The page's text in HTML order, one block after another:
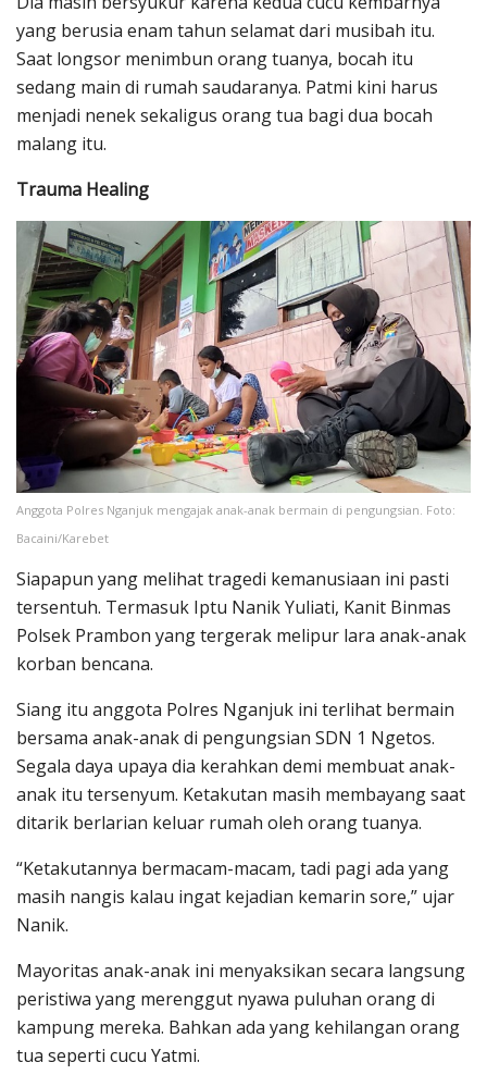
yang berusia enam tahun selamat dari musibah itu.
Saat longsor menimbun orang tuanya, bocah itu
sedang main di rumah saudaranya. Patmi kini harus
menjadi nenek sekaligus orang tua bagi dua bocah
malang itu.
Trauma Healing
Anggota Polres Nganjuk mengajak anak-anak bermain di pengungsian. Foto:
Bacaini/Karebet
Siapapun yang melihat tragedi kemanusiaan ini pasti
tersentuh. Termasuk Iptu Nanik Yuliati, Kanit Binmas
Polsek Prambon yang tergerak melipur lara anak-anak
korban bencana.
Siang itu anggota Polres Nganjuk ini terlihat bermain
bersama anak-anak di pengungsian SDN 1 Ngetos.
Segala daya upaya dia kerahkan demi membuat anak-
anak itu tersenyum. Ketakutan masih membayang saat
ditarik berlarian keluar rumah oleh orang tuanya.
“Ketakutannya bermacam-macam, tadi pagi ada yang
masih nangis kalau ingat kejadian kemarin sore,” ujar
Nanik.
Mayoritas anak-anak ini menyaksikan secara langsung
peristiwa yang merenggut nyawa puluhan orang di
kampung mereka. Bahkan ada yang kehilangan orang
tua seperti cucu Yatmi.